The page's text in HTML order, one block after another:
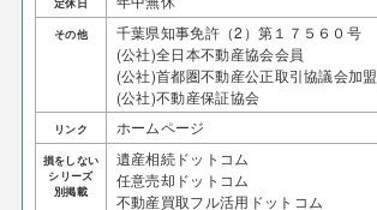
定休日
その他
千葉県知事免許（2）第１７５６０号
(公社)全日本不動産協会会員
(公社)首都圏不動産公正取引協議会加盟
(公社)不動産保証協会
リンク ホームページ
損をしない
シリーズ
別掲載
遺産相続ドットコム
任意売却ドットコム
不動産買取フル活用ドットコム